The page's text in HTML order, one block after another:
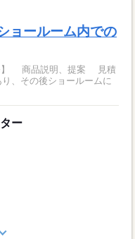
ョールーム内での
務】 商品説明、提案 見積
ー